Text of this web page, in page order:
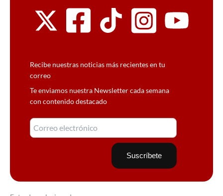
Recibe nuestras noticias más recientes en tu
correo
Te enviamos nuestra Newsletter cada semana
con contenido destacado